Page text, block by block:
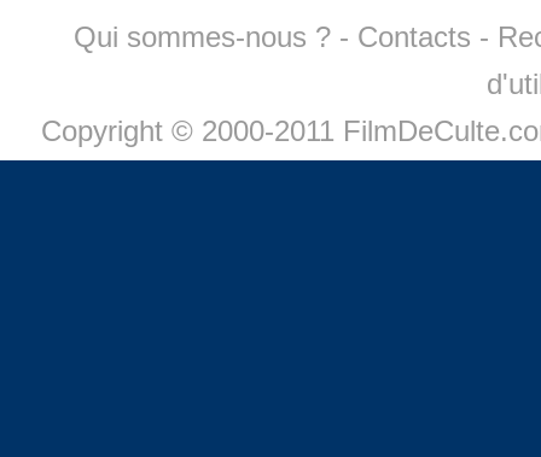
Qui sommes-nous ? - Contacts -
Copyright © 2000-2011